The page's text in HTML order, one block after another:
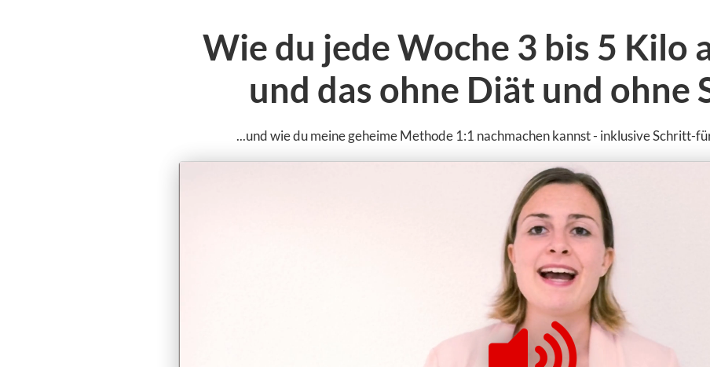
Wie du jede Woche 3 bis 5 Kilo
und das ohne Diät und ohne
...und wie du meine geheime Methode 1:1 nachmachen kannst - inklusive Schritt-